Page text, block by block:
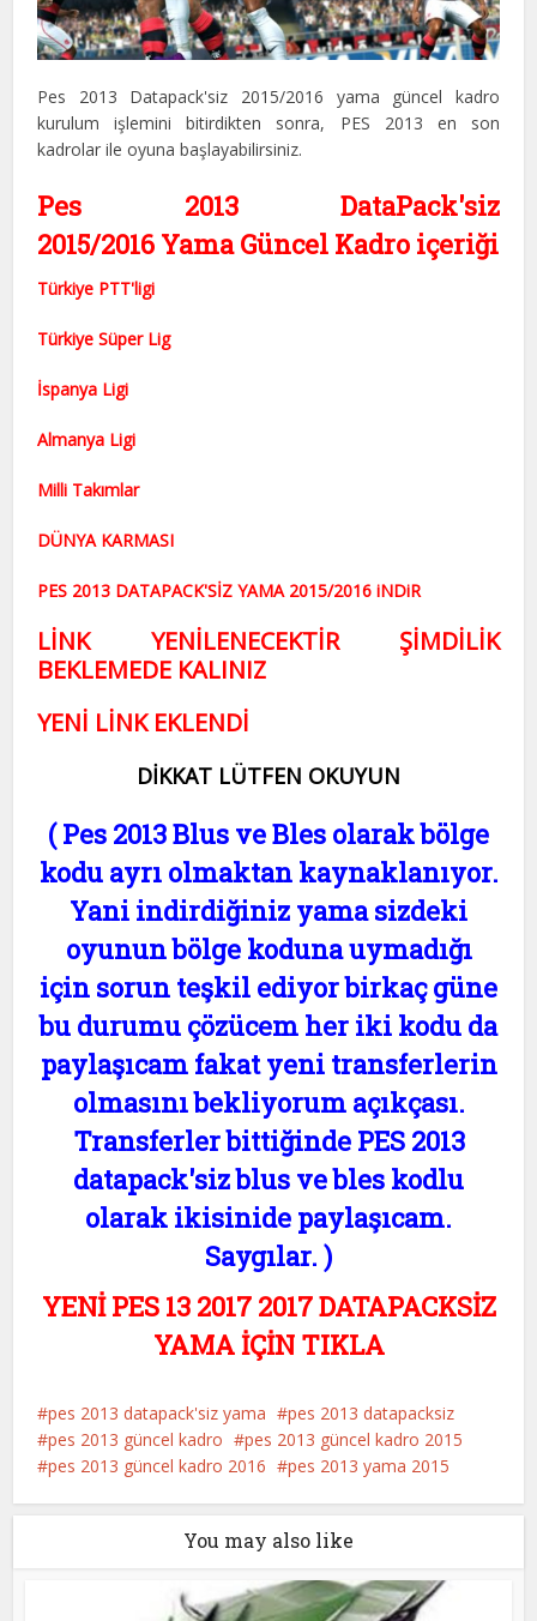
Pes 2013 Datapack'siz 2015/2016 yama güncel kadro
kurulum işlemini bitirdikten sonra, PES 2013 en son
kadrolar ile oyuna başlayabilirsiniz.
Pes 2013 DataPack'siz
2015/2016 Yama Güncel Kadro içeriği
Türkiye PTT'ligi
Türkiye Süper Lig
İspanya Ligi
Almanya Ligi
Milli Takımlar
DÜNYA KARMASI
PES 2013 DATAPACK'SİZ YAMA 2015/2016 iNDiR
LİNK YENİLENECEKTİR ŞİMDİLİK
BEKLEMEDE KALINIZ
YENİ LİNK EKLENDİ
DİKKAT LÜTFEN OKUYUN
( Pes 2013 Blus ve Bles olarak bölge
kodu ayrı olmaktan kaynaklanıyor.
Yani indirdiğiniz yama sizdeki
oyunun bölge koduna uymadığı
için sorun teşkil ediyor birkaç güne
bu durumu çözücem her iki kodu da
paylaşıcam fakat yeni transferlerin
olmasını bekliyorum açıkçası.
Transferler bittiğinde PES 2013
datapack'siz blus ve bles kodlu
olarak ikisinide paylaşıcam.
Saygılar. )
YENİ PES 13 2017 2017 DATAPACKSİZ
YAMA İÇİN TIKLA
pes 2013 datapack'siz yama
pes 2013 datapacksiz
pes 2013 güncel kadro
pes 2013 güncel kadro 2015
pes 2013 güncel kadro 2016
pes 2013 yama 2015
You may also like